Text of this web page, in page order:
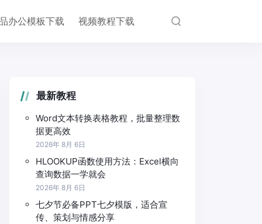
办公模板下载 视频教程下载
最新教程
Word文本转换表格教程，批量整理数
据更高效
2026年 8月 6日
HLOOKUP函数使用方法：Excel横向
查询数据一学就会
2026年 8月 6日
七夕节必备PPT七夕模版，适合宣
传、策划与情感分享